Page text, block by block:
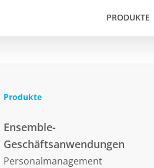
PRODUKTE
Produkte
Ensemble-
Geschäftsanwendungen
Personalmanagement